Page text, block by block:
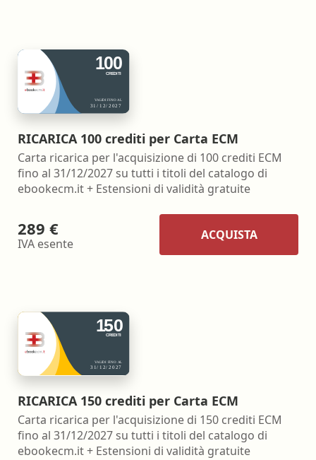
RICARICA 100 crediti per Carta ECM
Carta ricarica per l'acquisizione di 100 crediti ECM
fino al 31/12/2027 su tutti i titoli del catalogo di
ebookecm.it + Estensioni di validità gratuite
289 €
IVA esente
ACQUISTA
RICARICA 150 crediti per Carta ECM
Carta ricarica per l'acquisizione di 150 crediti ECM
fino al 31/12/2027 su tutti i titoli del catalogo di
ebookecm.it + Estensioni di validità gratuite